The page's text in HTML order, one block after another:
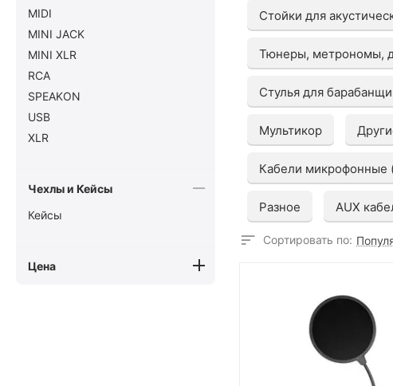
Стойки для
Тюнеры, метрономы,
Стулья для
Мультикор
Кабели микрофонные
Разное AUX
Сортировать по:
MIDI
MINI JACK
MINI XLR
RCA
SPEAKON
USB
XLR
Чехлы и Кейсы
Кейсы
Цена